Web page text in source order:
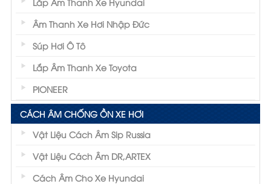
Âm Thanh Xe Hơi Nhập Đức
Súp Hơi Ô Tô
Lắp Âm Thanh Xe Toyota
PIONEER
CÁCH ÂM CHỐNG ỒN XE HƠI
Vật Liệu Cách Âm Sip Russia
Vật Liệu Cách Âm DR,ARTEX
Cách Âm Cho Xe Hyundai